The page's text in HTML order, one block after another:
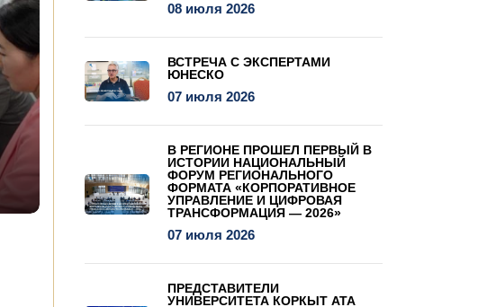
08 июля 2026
ВСТРЕЧА С ЭКСПЕРТАМИ
ЮНЕСКО
07 июля 2026
В РЕГИОНЕ ПРОШЕЛ ПЕРВЫЙ В
ИСТОРИИ НАЦИОНАЛЬНЫЙ
ФОРУМ РЕГИОНАЛЬНОГО
ФОРМАТА «КОРПОРАТИВНОЕ
УПРАВЛЕНИЕ И ЦИФРОВАЯ
ТРАНСФОРМАЦИЯ — 2026»
07 июля 2026
ПРЕДСТАВИТЕЛИ
УНИВЕРСИТЕТА КОРКЫТ АТА